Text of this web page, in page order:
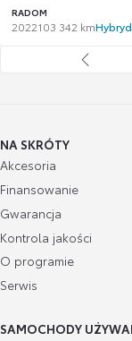
RADOM
2022103 342 km
NA SKRÓTY
Akcesoria
Finansowanie
Gwarancja
Kontrola jakości
O programie
Serwis
SAMOCHODY